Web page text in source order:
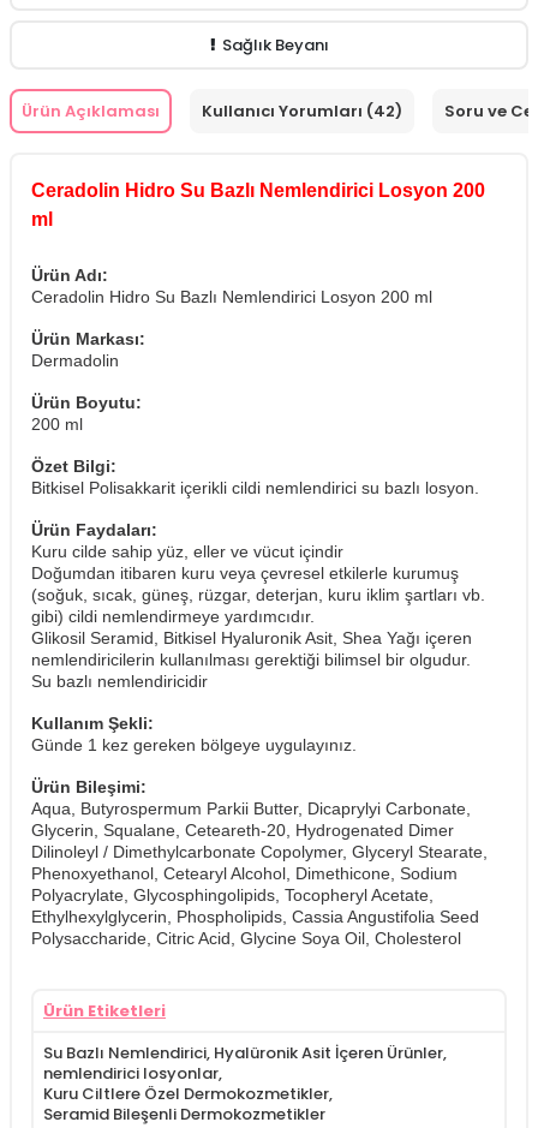
Sağlık Beyanı
Ürün Açıklaması Kullanıcı Yorumları (42) Soru ve
Ceradolin Hidro Su Bazlı Nemlendirici Losyon 200
ml
Ürün Adı:
Ceradolin Hidro Su Bazlı Nemlendirici Losyon 200 ml
Ürün Markası:
Dermadolin
Ürün Boyutu:
200 ml
Özet Bilgi:
Bitkisel Polisakkarit içerikli cildi nemlendirici su bazlı losyon.
Ürün Faydaları:
Kuru cilde sahip yüz, eller ve vücut içindir
Doğumdan itibaren kuru veya çevresel etkilerle kurumuş
(soğuk, sıcak, güneş, rüzgar, deterjan, kuru iklim şartları vb.
gibi) cildi nemlendirmeye yardımcıdır.
Glikosil Seramid, Bitkisel Hyaluronik Asit, Shea Yağı içeren
nemlendiricilerin kullanılması gerektiği bilimsel bir olgudur.
Su bazlı nemlendiricidir
Kullanım Şekli:
Günde 1 kez gereken bölgeye uygulayınız.
Ürün Bileşimi:
Aqua, Butyrospermum Parkii Butter, Dicaprylyi Carbonate,
Glycerin, Squalane, Ceteareth-20, Hydrogenated Dimer
Dilinoleyl / Dimethylcarbonate Copolymer, Glyceryl Stearate,
Phenoxyethanol, Cetearyl Alcohol, Dimethicone, Sodium
Polyacrylate, Glycosphingolipids, Tocopheryl Acetate,
Ethylhexylglycerin, Phospholipids, Cassia Angustifolia Seed
Polysaccharide, Citric Acid, Glycine Soya Oil, Cholesterol
Ürün Etiketleri
Su Bazlı Nemlendirici, Hyalüronik Asit İçeren Ürünler,
nemlendirici losyonlar,
Kuru Ciltlere Özel Dermokozmetikler,
Seramid Bileşenli Dermokozmetikler